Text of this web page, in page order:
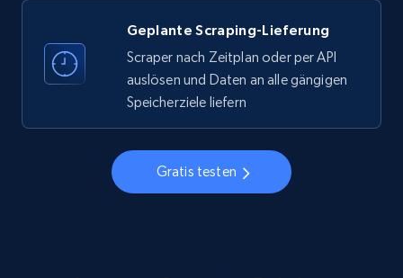
business account, Is professional account, Is
verified, and more.
3.5K+ Gratis testen
Instagram - Profiles - Collect profile
Geplante Scraping-Lieferung
Scraper nach Zeitplan oder per API
auslösen und Daten an alle gängigen
Speicherziele liefern
Gratis testen